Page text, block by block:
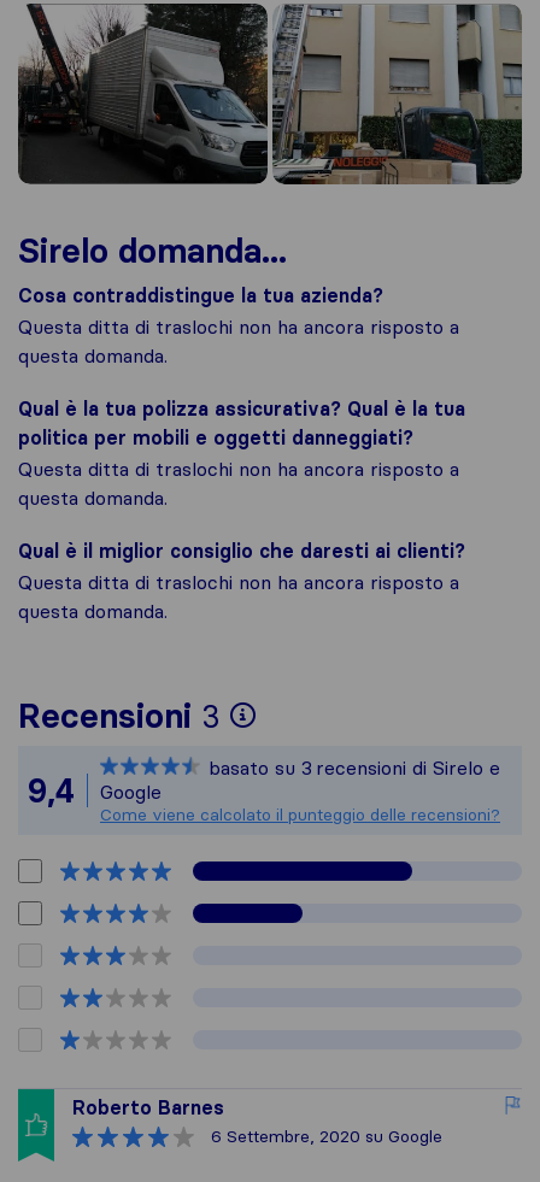
Sirelo domanda...
Cosa contraddistingue la tua azienda?
Questa ditta di traslochi non ha ancora risposto a
questa domanda.
Qual è la tua polizza assicurativa? Qual è la tua
politica per mobili e oggetti danneggiati?
Questa ditta di traslochi non ha ancora risposto a
questa domanda.
Qual è il miglior consiglio che daresti ai clienti?
Questa ditta di traslochi non ha ancora risposto a
questa domanda.
Recensioni 3
Per avere un
Tutte le recensioni
9,4
basato su 3 recensioni di Sirelo e
Google
Come viene calcolato il punteggio delle recensioni?
Roberto Barnes
6 Settembre, 2020 su Google